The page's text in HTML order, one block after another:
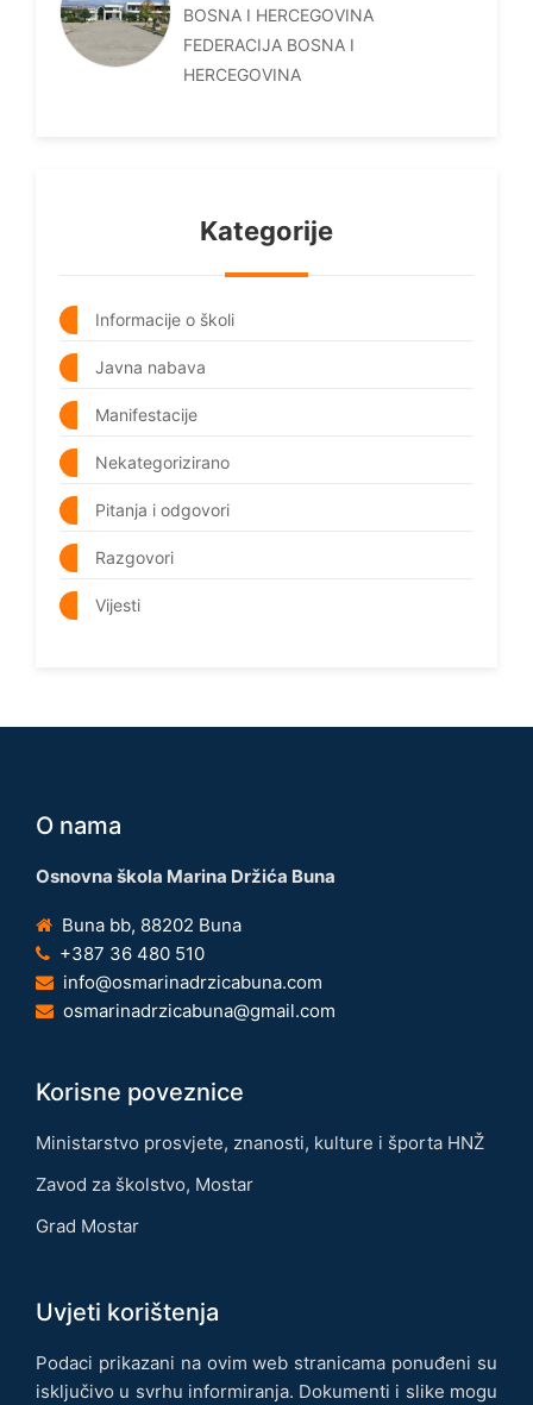
BOSNA I HERCEGOVINA
FEDERACIJA BOSNA I
HERCEGOVINA
Kategorije
Informacije o školi
Javna nabava
Manifestacije
Nekategorizirano
Pitanja i odgovori
Razgovori
Vijesti
O nama
Osnovna škola Marina Držića Buna
Buna bb, 88202 Buna
+387 36 480 510
info@osmarinadrzicabuna.com
osmarinadrzicabuna@gmail.com
Korisne poveznice
Ministarstvo prosvjete, znanosti, kulture i športa HNŽ
Zavod za školstvo, Mostar
Grad Mostar
Uvjeti korištenja
Podaci prikazani na ovim web stranicama ponuđeni su
isključivo u svrhu informiranja. Dokumenti i slike mogu